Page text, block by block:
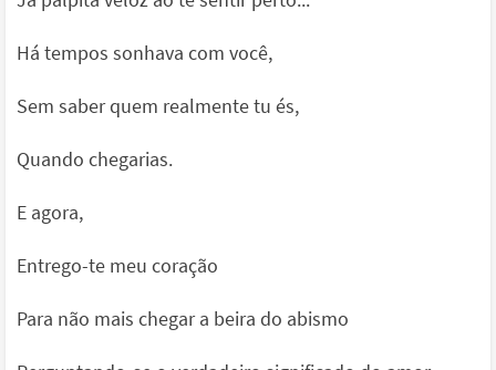
Há tempos sonhava com você,
Sem saber quem realmente tu és,
Quando chegarias.
E agora,
Entrego-te meu coração
Para não mais chegar a beira do abismo